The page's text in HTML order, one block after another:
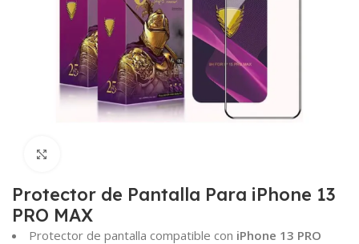
Protector de Pantalla Para iPhone 13
PRO MAX
Protector de pantalla compatible con iPhone 13 PRO